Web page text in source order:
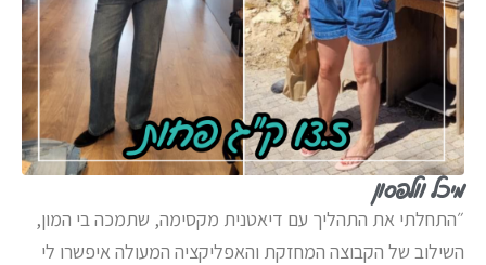
מיכל וולפסון
״התחלתי את התהליך עם דיאטנית מקסימה, שתמכה בי המון,
השילוב של הקבוצה המחזקת והאפליקציה המעולה איפשרו לי